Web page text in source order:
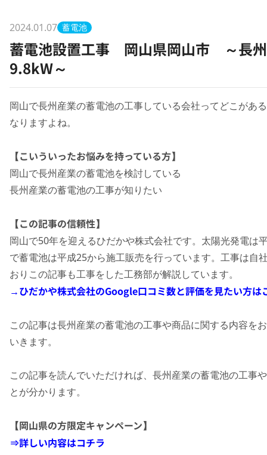
2024.01.07 蓄電池
蓄電池設置工事 岡山県岡山市 ～長
9.8kW～
岡山で長州産業の蓄電池の工事している会社ってどこがあ
なりますよね。
【こいういったお悩みを持っている方】
岡山で長州産業の蓄電池を検討している
長州産業の蓄電池の工事が知りたい
【この記事の信頼性】
岡山で50年を迎えるひだかや株式会社です。太陽光発電は
で蓄電池は平成25から施工販売を行っています。工事は自
おりこの記事も工事をした工務部が解説しています。
→ひだかや株式会社のGoogle口コミ数と評価を見たい方は
この記事は長州産業の蓄電池の工事や商品に関する内容を
いきます。
この記事を読んでいただければ、長州産業の蓄電池の工事
とが分かります。
【岡山県の方限定キャンペーン】
⇒詳しい内容はコチラ